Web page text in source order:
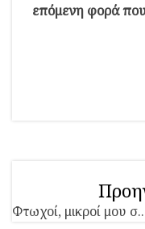
επόμενη φορά
Φτωχοί, μικροί μου